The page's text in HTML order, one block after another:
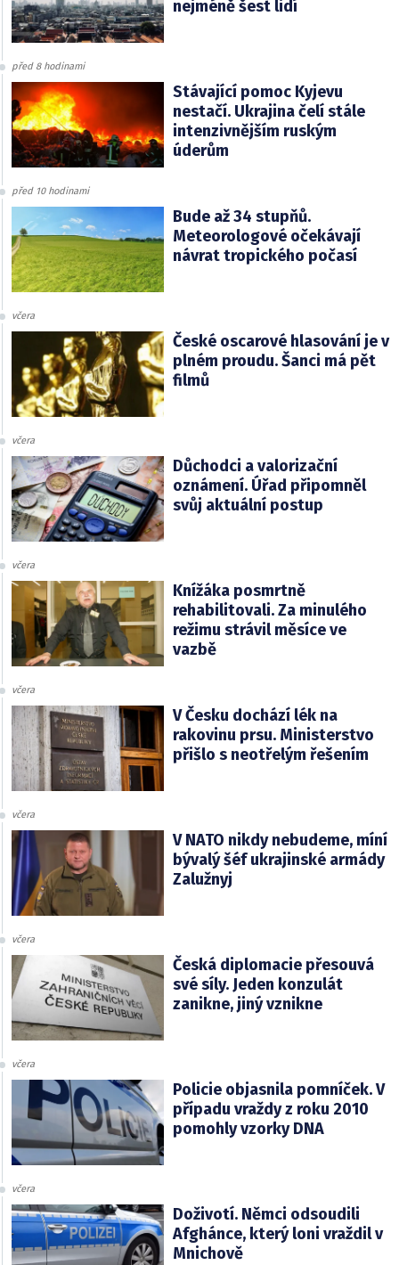
nejméně šest lidí
před 8 hodinami
Stávající pomoc Kyjevu
nestačí. Ukrajina čelí stále
intenzivnějším ruským
úderům
před 10 hodinami
Bude až 34 stupňů.
Meteorologové očekávají
návrat tropického počasí
včera
České oscarové hlasování je v
plném proudu. Šanci má pět
filmů
včera
Důchodci a valorizační
oznámení. Úřad připomněl
svůj aktuální postup
včera
Knížáka posmrtně
rehabilitovali. Za minulého
režimu strávil měsíce ve
vazbě
včera
V Česku dochází lék na
rakovinu prsu. Ministerstvo
přišlo s neotřelým řešením
včera
V NATO nikdy nebudeme, míní
bývalý šéf ukrajinské armády
Zalužnyj
včera
Česká diplomacie přesouvá
své síly. Jeden konzulát
zanikne, jiný vznikne
včera
Policie objasnila pomníček. V
případu vraždy z roku 2010
pomohly vzorky DNA
včera
Doživotí. Němci odsoudili
Afghánce, který loni vraždil v
Mnichově